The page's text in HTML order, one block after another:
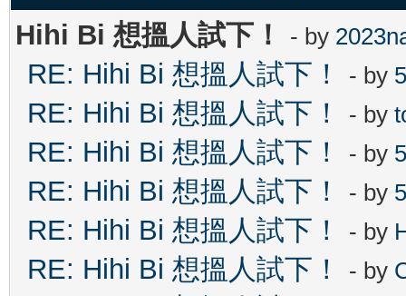
Hihi Bi 想搵人試下！ - by
RE: Hihi Bi 想搵人試下！ - by
RE: Hihi Bi 想搵人試下！ - by
RE: Hihi Bi 想搵人試下！ - by
RE: Hihi Bi 想搵人試下！ - by
RE: Hihi Bi 想搵人試下！ - by
RE: Hihi Bi 想搵人試下！ - by